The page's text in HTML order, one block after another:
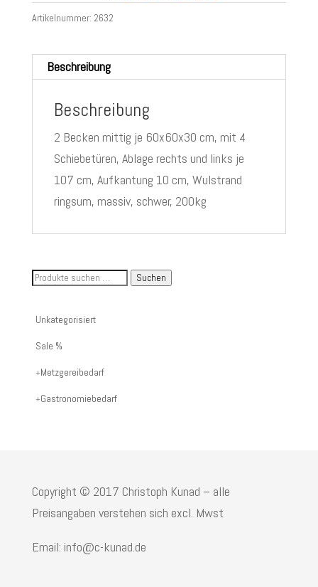
Artikelnummer: 2632
Beschreibung
Beschreibung
2 Becken mittig je 60x60x30 cm, mit 4
Schiebetüren, Ablage rechts und links je
107 cm, Aufkantung 10 cm, Wulstrand
ringsum, massiv, schwer, 200kg
Suche
Artikelnummer
oder
Suchen
Unkategorisiert
Sale %
Metzgereibedarf
Gastronomiebedarf
Copyright © 2017 Christoph Kunad – alle
Preisangaben verstehen sich excl. Mwst
Email: info@c-kunad.de